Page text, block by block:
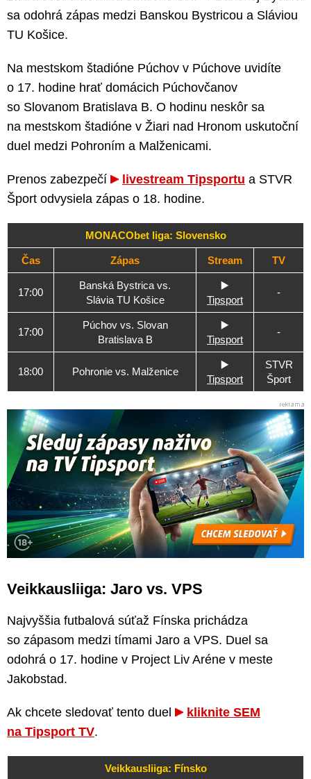
sa odohrá zápas medzi Banskou Bystricou a Sláviou
TU Košice.
Na mestskom štadióne Púchov v Púchove uvidíte
o 17. hodine hrať domácich Púchovčanov
so Slovanom Bratislava B. O hodinu neskôr sa
na mestskom štadióne v Žiari nad Hronom uskutoční
duel medzi Pohroním a Malženicami.
Prenos zabezpečí livestream Tipsportu a STVR
Šport odvysiela zápas o 18. hodine.
MONACObet liga: Slovensko
Čas Zápas Stream TV
17:00
Banská Bystrica vs.
Slávia TU Košice
▶️
Tipsport
-
17:00
Púchov vs. Slovan
Bratislava B
▶️
Tipsport
-
18:00 Pohronie vs. Malženice
▶️
Tipsport
STVR
Šport
Veikkausliiga: Jaro vs. VPS
Najvyššia futbalová súťaž Fínska prichádza
so zápasom medzi tímami Jaro a VPS. Duel sa
odohrá o 17. hodine v Project Liv Aréne v meste
Jakobstad.
Ak chcete sledovať tento duel
kliknite SEM
na Tipsport TV.
Veikkausliiga: Fínsko